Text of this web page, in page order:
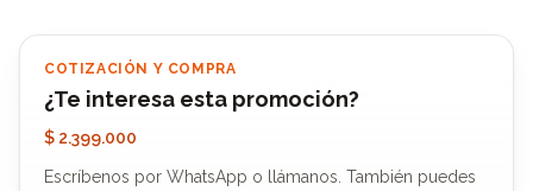
COTIZACIÓN Y COMPRA
¿Te interesa esta promoción?
$ 2.399.000
Escríbenos por WhatsApp o llámanos. También puedes